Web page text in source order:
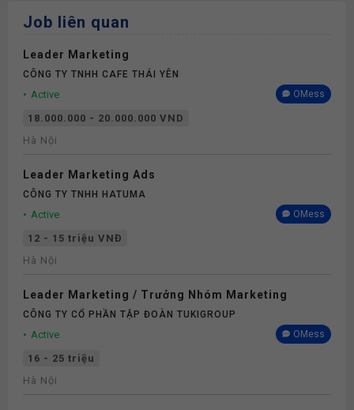
Job liên quan
Leader Marketing
CÔNG TY TNHH CAFE THÁI YÊN
Active OMess
18.000.000 - 20.000.000 VND
Hà Nội
Leader Marketing Ads
CÔNG TY TNHH HATUMA
Active OMess
12 - 15 triệu VNĐ
Hà Nội
Leader Marketing / Trưởng Nhóm Marketing
CÔNG TY CỔ PHẦN TẬP ĐOÀN TUKIGROUP
Active OMess
16 - 25 triệu
Hà Nội